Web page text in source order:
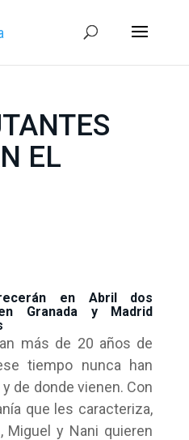
EL
en Abril dos
Granada y Madrid
más de 20 años de
tiempo nunca han
de donde vienen. Con
que les caracteriza,
Miguel y Nani quieren